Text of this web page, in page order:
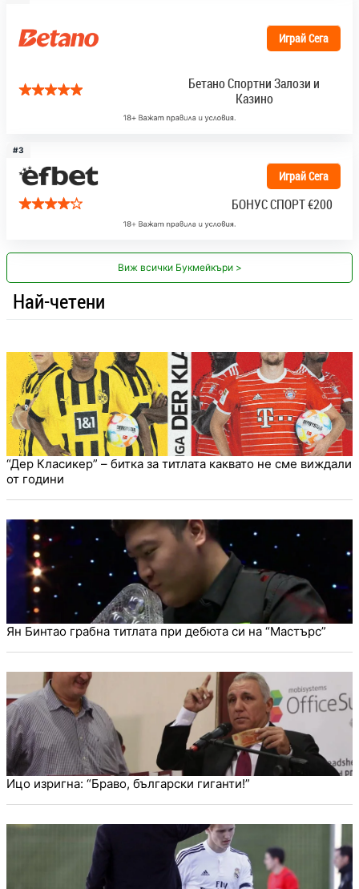
Играй Сега
Бетано Спортни Залози и
Казино
#3
Играй Сега
БОНУС СПОРТ€200
Виж всички Букмейкъри >
Най-четени
“Дер Класикер” – битка за титлата каквато не сме виждали
от години
Ян Бинтао грабна титлата при дебюта си на “Мастърс”
Ицо изригна: “Браво, български гиганти!”